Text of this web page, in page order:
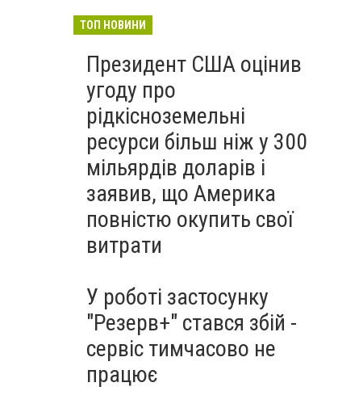
«Україна виходить на
Зеленський можуть
використати одне одного у
власних інтересах — NYT
18:10
ТОП НОВИНИ
Президент США оцінив
угоду про
рідкісноземельні
ресурси більш ніж у 300
мільярдів доларів і
заявив, що Америка
повністю окупить свої
витрати
У роботі застосунку
"Резерв+" стався збій -
сервіс тимчасово не
працює